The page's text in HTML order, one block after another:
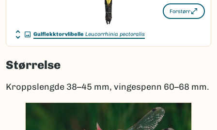
Forstørr
Gulflekktorvlibelle Leucorrhinia pectoralis
Størrelse
Kroppslengde 38–45 mm, vingespenn 60–68 mm.